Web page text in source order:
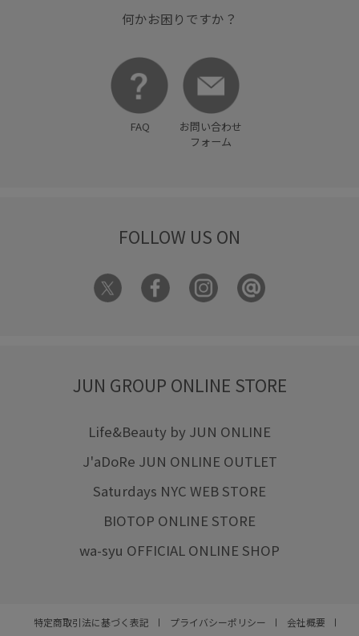
何かお困りですか？
FAQ
お問い合わせ
フォーム
FOLLOW US ON
JUN GROUP ONLINE STORE
Life&Beauty by JUN ONLINE
J'aDoRe JUN ONLINE OUTLET
Saturdays NYC WEB STORE
BIOTOP ONLINE STORE
wa-syu OFFICIAL ONLINE SHOP
特定商取引法に基づく表記 プライバシーポリシー
会社概要